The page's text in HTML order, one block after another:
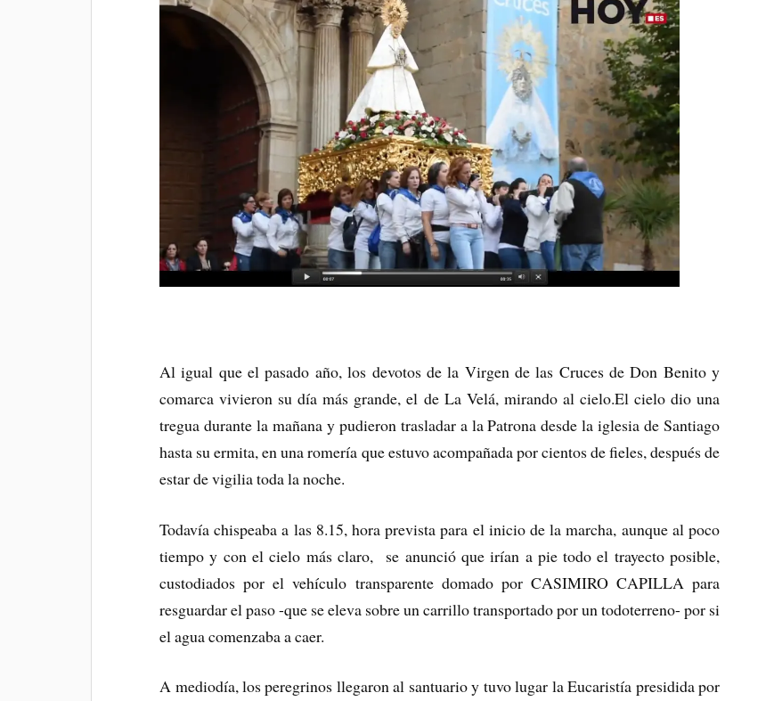
Al igual que el pasado año, los devotos de la Virgen de las Cruces de Don Benito y
comarca vivieron su día más grande, el de La Velá, mirando al cielo.El cielo dio una
tregua durante la mañana y pudieron trasladar a la Patrona desde la iglesia de Santiago
hasta su ermita, en una romería que estuvo acompañada por cientos de fieles, después de
estar de vigilia toda la noche.
Todavía chispeaba a las 8.15, hora prevista para el inicio de la marcha, aunque al poco
tiempo y con el cielo más claro, se anunció que irían a pie todo el trayecto posible,
custodiados por el vehículo transparente domado por CASIMIRO CAPILLA para
resguardar el paso -que se eleva sobre un carrillo transportado por un todoterreno- por si
el agua comenzaba a caer.
A mediodía, los peregrinos llegaron al santuario y tuvo lugar la Eucaristía presidida por